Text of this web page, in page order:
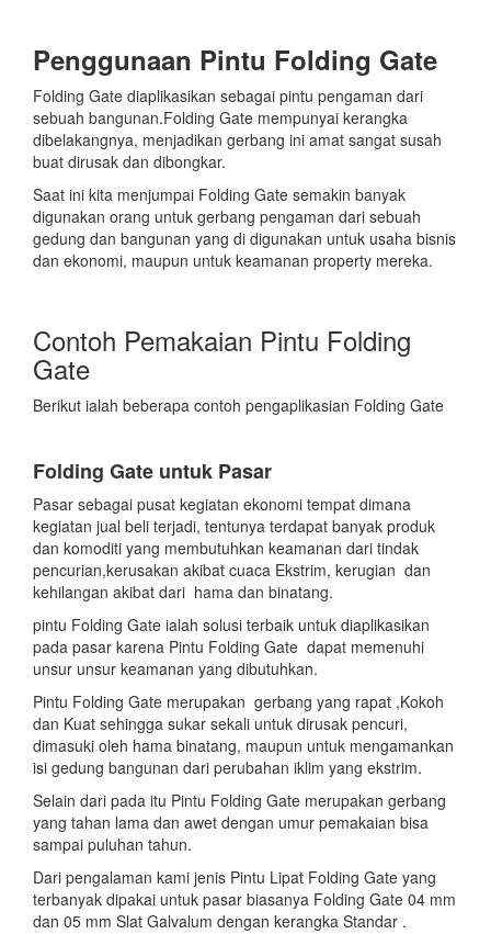
Penggunaan Pintu Folding Gate
Folding Gate diaplikasikan sebagai pintu pengaman dari
sebuah bangunan.Folding Gate mempunyai kerangka
dibelakangnya, menjadikan gerbang ini amat sangat susah
buat dirusak dan dibongkar.
Saat ini kita menjumpai Folding Gate semakin banyak
digunakan orang untuk gerbang pengaman dari sebuah
gedung dan bangunan yang di digunakan untuk usaha bisnis
dan ekonomi, maupun untuk keamanan property mereka.
Contoh Pemakaian Pintu Folding
Gate
Berikut ialah beberapa contoh pengaplikasian Folding Gate
Folding Gate untuk Pasar
Pasar sebagai pusat kegiatan ekonomi tempat dimana
kegiatan jual beli terjadi, tentunya terdapat banyak produk
dan komoditi yang membutuhkan keamanan dari tindak
pencurian,kerusakan akibat cuaca Ekstrim, kerugian dan
kehilangan akibat dari hama dan binatang.
pintu Folding Gate ialah solusi terbaik untuk diaplikasikan
pada pasar karena Pintu Folding Gate dapat memenuhi
unsur unsur keamanan yang dibutuhkan.
Pintu Folding Gate merupakan gerbang yang rapat ,Kokoh
dan Kuat sehingga sukar sekali untuk dirusak pencuri,
dimasuki oleh hama binatang, maupun untuk mengamankan
isi gedung bangunan dari perubahan iklim yang ekstrim.
Selain dari pada itu Pintu Folding Gate merupakan gerbang
yang tahan lama dan awet dengan umur pemakaian bisa
sampai puluhan tahun.
Dari pengalaman kami jenis Pintu Lipat Folding Gate yang
terbanyak dipakai untuk pasar biasanya Folding Gate 04 mm
dan 05 mm Slat Galvalum dengan kerangka Standar .